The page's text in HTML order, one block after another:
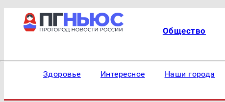
Общество
Здоровье Интересное Наши города